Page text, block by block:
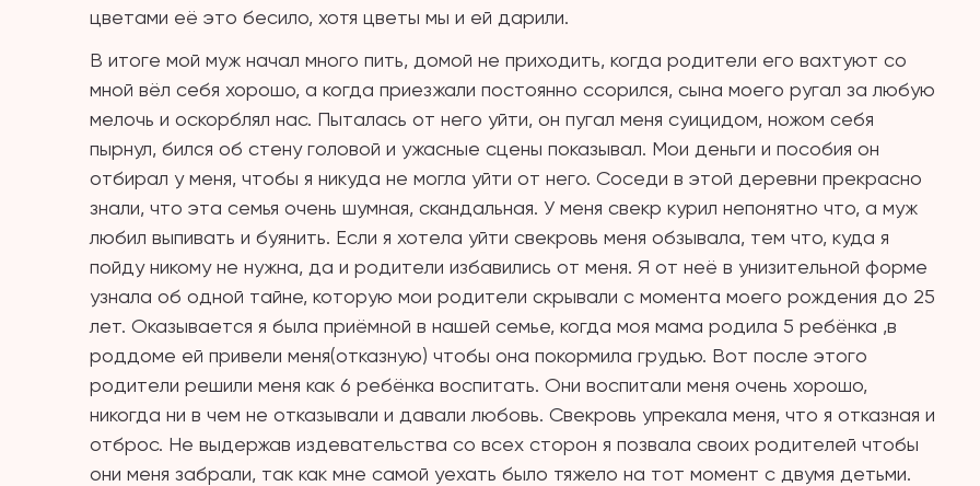
цветами её это бесило, хотя цветы мы и ей дарили.
В итоге мой муж начал много пить, домой не приходить, когда родители его вахтуют со
мной вёл себя хорошо, а когда приезжали постоянно ссорился, сына моего ругал за любую
мелочь и оскорблял нас. Пыталась от него уйти, он пугал меня суицидом, ножом себя
пырнул, бился об стену головой и ужасные сцены показывал. Мои деньги и пособия он
отбирал у меня, чтобы я никуда не могла уйти от него. Соседи в этой деревни прекрасно
знали, что эта семья очень шумная, скандальная. У меня свекр курил непонятно что, а муж
любил выпивать и буянить. Если я хотела уйти свекровь меня обзывала, тем что, куда я
пойду никому не нужна, да и родители избавились от меня. Я от неё в унизительной форме
узнала об одной тайне, которую мои родители скрывали с момента моего рождения до 25
лет. Оказывается я была приёмной в нашей семье, когда моя мама родила 5 ребёнка ,в
роддоме ей привели меня(отказную) чтобы она покормила грудью. Вот после этого
родители решили меня как 6 ребёнка воспитать. Они воспитали меня очень хорошо,
никогда ни в чем не отказывали и давали любовь. Свекровь упрекала меня, что я отказная и
отброс. Не выдержав издевательства со всех сторон я позвала своих родителей чтобы
они меня забрали, так как мне самой уехать было тяжело на тот момент с двумя детьми.